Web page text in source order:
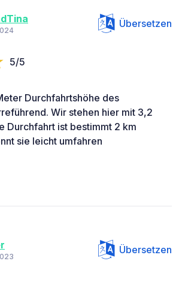
Übersetzen
5/5
Durchfahrtshöhe des
Wir stehen hier mit 3,2
Durchfahrt ist bestimmt 2 km
sie leicht umfahren
Übersetzen